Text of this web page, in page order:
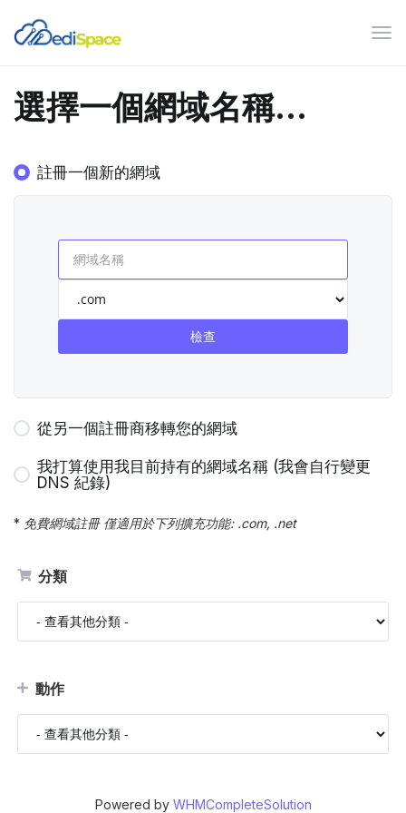
切
選擇一個網域名稱...
分類
動作
註冊一個新的網域
檢查
從另一個註冊商移轉您的網域
我打算使用我目前持有的網域名稱 (我會自行變更
DNS 紀錄)
* 免費網域註冊 僅適用於下列擴充功能: .com, .net
Powered by WHMCompleteSolution